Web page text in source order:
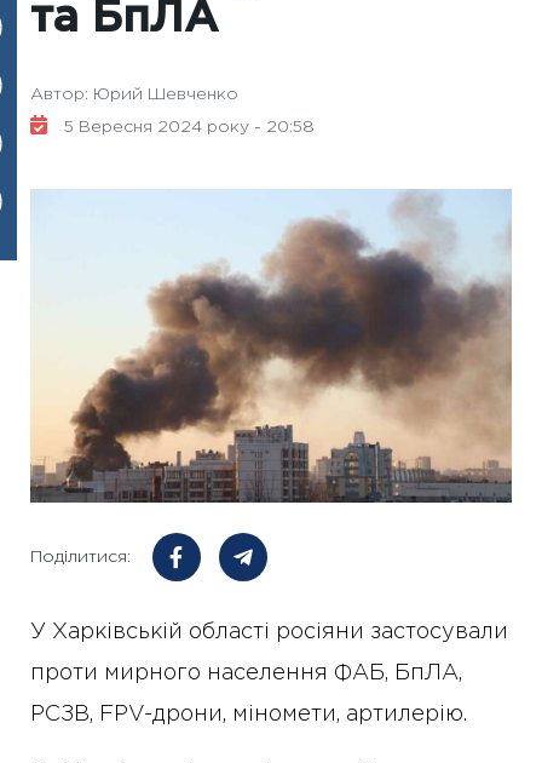
та БпЛА
Автор: Юрий Шевченко
5 Вересня 2024 року - 20:58
Поділитися:
У Харківській області росіяни застосували
проти мирного населення ФАБ, БпЛА,
РСЗВ, FPV-дрони, міномети, артилерію.